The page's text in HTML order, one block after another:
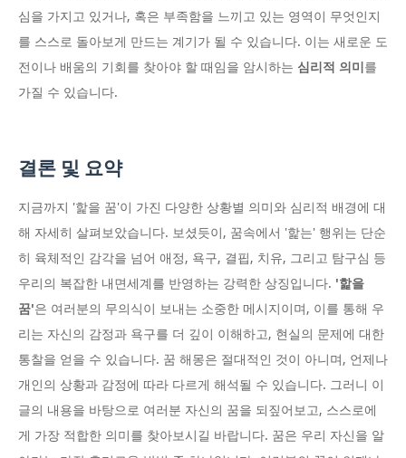
심을 가지고 있거나, 혹은 부족함을 느끼고 있는 영역이 무엇인지
를 스스로 돌아보게 만드는 계기가 될 수 있습니다. 이는 새로운 도
전이나 배움의 기회를 찾아야 할 때임을 암시하는 심리적 의미 를
가질 수 있습니다.
결론 및 요약
지금까지 '핥을 꿈'이 가진 다양한 상황별 의미와 심리적 배경에 대
해 자세히 살펴보았습니다. 보셨듯이, 꿈속에서 '핥는' 행위는 단순
히 육체적인 감각을 넘어 애정, 욕구, 결핍, 치유, 그리고 탐구심 등
우리의 복잡한 내면세계를 반영하는 강력한 상징입니다. '핥을
꿈'은 여러분의 무의식이 보내는 소중한 메시지이며, 이를 통해 우
리는 자신의 감정과 욕구를 더 깊이 이해하고, 현실의 문제에 대한
통찰을 얻을 수 있습니다. 꿈 해몽은 절대적인 것이 아니며, 언제나
개인의 상황과 감정에 따라 다르게 해석될 수 있습니다. 그러니 이
글의 내용을 바탕으로 여러분 자신의 꿈을 되짚어보고, 스스로에
게 가장 적합한 의미를 찾아보시길 바랍니다. 꿈은 우리 자신을 알